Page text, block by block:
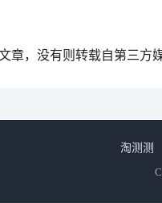
章，没有则转载自第三方
淘测测